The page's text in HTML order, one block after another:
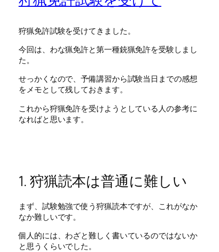
狩猟免許試験を受けてきました。
今回は、わな猟免許と第一種銃猟免許を受験しまし
た。
せっかくなので、予備講習から試験当日までの感想
をメモとして残しておきます。
これから狩猟免許を受けようとしている人の参考に
なればと思います。
1. 狩猟読本は普通に難しい
まず、試験勉強で使う狩猟読本ですが、これがなか
なか難しいです。
個人的には、わざと難しく書いているのではないか
と思うくらいでした。